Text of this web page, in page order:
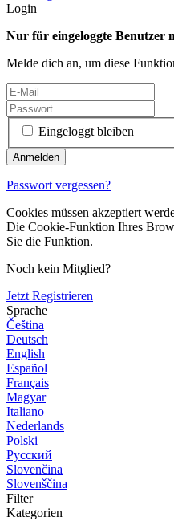
Login
Nur für eingeloggte Benutzer
Melde dich an, um diese
Eingeloggt bleiben
Passwort vergessen?
Cookies müssen akzeptiert
Die Cookie-Funktion Ihres
Sie die Funktion.
Noch kein Mitglied?
Jetzt Registrieren
Sprache
Čeština
Deutsch
English
Español
Français
Magyar
Italiano
Nederlands
Polski
Русский
Slovenčina
Slovenščina
Filter
Kategorien